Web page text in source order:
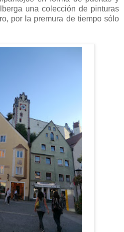
una colección de pinturas
por la premura de tiempo sólo